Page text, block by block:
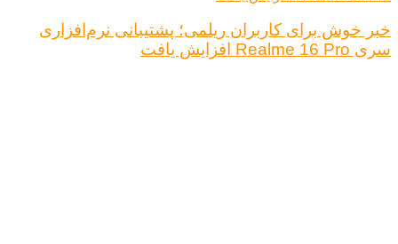
خبر خوش برای کاربران ریلمی؛ پشتیبانی نرم‌افزاری
سری Realme 16 Pro افزایش یافت